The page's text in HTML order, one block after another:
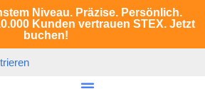
Niveau. Präzise. Persönlich.
Kunden vertrauen STEX. Jetzt
buchen!